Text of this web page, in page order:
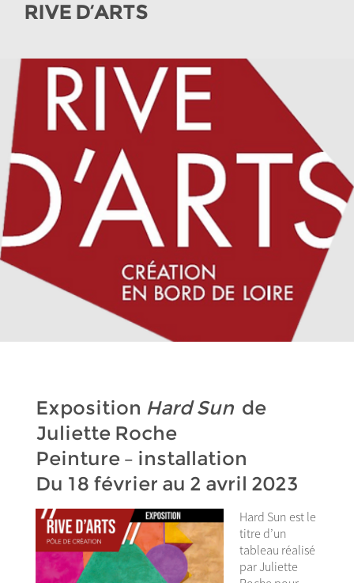
RIVE D’ARTS
Exposition Hard Sun de
Juliette Roche
Peinture – installation
Du 18 février au 2 avril 2023
Hard Sun est le
titre d’un
tableau réalisé
par Juliette